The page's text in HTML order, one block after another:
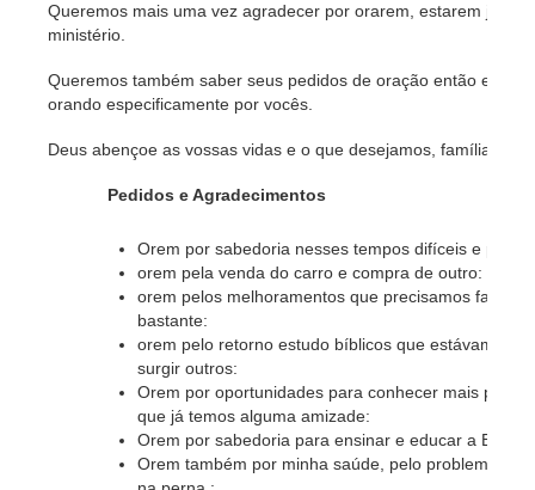
Queremos mais uma vez agradecer por orarem, estarem
ministério.
Queremos também saber seus pedidos de oração então
orando especificamente por vocês.
Deus abençoe as vossas vidas e o que desejamos, família
Pedidos e Agradecimentos
Orem por sabedoria nesses tempos difíceis e para
orem pela venda do carro e compra de outro:
orem pelos melhoramentos que precisamos fazer
bastante:
orem pelo retorno estudo bíblicos que estávamos
surgir outros:
Orem por oportunidades para conhecer mais
que já temos alguma amizade:
Orem por sabedoria para ensinar e educar a Esther;
Orem também por minha saúde, pelo problema na